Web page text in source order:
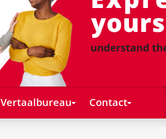
Vertaalbureau Contact